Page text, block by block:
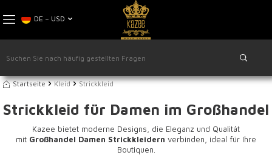
DE − USD
Startseite Kleid Strickkleid
Strickkleid für Damen im Großhandel
Kazee bietet moderne Designs, die Eleganz und Qualität
mit Großhandel Damen Strickkleidern verbinden, ideal für Ihre
Boutiquen.